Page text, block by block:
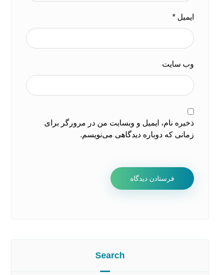
ایمیل*
وب‌ سایت
ذخیره نام، ایمیل و وبسایت من در مرورگر برای
زمانی که دوباره دیدگاهی می‌نویسم.
Search